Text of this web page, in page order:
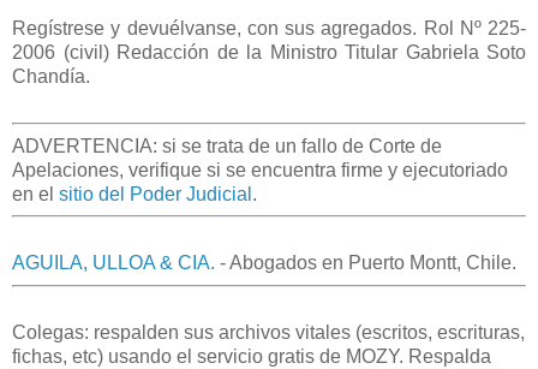
Regístrese y devuélvanse, con sus agregados. Rol Nº 225-
2006 (civil) Redacción de la Ministro Titular Gabriela Soto
Chandía.
ADVERTENCIA: si se trata de un fallo de Corte de
Apelaciones, verifique si se encuentra firme y ejecutoriado
en el sitio del Poder Judicial .
AGUILA, ULLOA & CIA. - Abogados en Puerto Montt, Chile.
Colegas: respalden sus archivos vitales (escritos, escrituras,
fichas, etc) usando el servicio gratis de MOZY. Respalda